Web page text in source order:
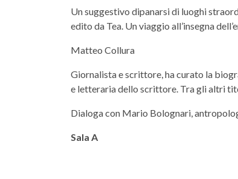
Un suggestivo dipanarsi di luoghi
edito da Tea. Un viaggio all’insegna
Matteo Collura
Giornalista e scrittore, ha curato la
e letteraria dello scrittore. Tra gli altri
Dialoga con Mario Bolognari,
Sala A